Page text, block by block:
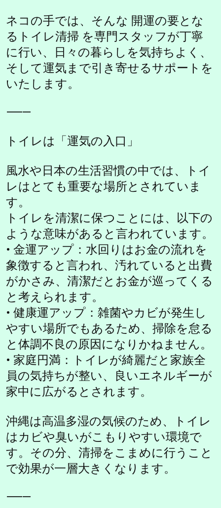
ネコの手では、そんな 開運の要とな
るトイレ清掃 を専門スタッフが丁寧
に行い、日々の暮らしを気持ちよく、
そして運気まで引き寄せるサポートを
いたします。
⸻
トイレは「運気の入口」
風水や日本の生活習慣の中では、トイ
レはとても重要な場所とされていま
す。
トイレを清潔に保つことには、以下の
ような意味があると言われています。
• 金運アップ：水回りはお金の流れを
象徴すると言われ、汚れていると出費
がかさみ、清潔だとお金が巡ってくる
と考えられます。
• 健康運アップ：雑菌やカビが発生し
やすい場所でもあるため、掃除を怠る
と体調不良の原因になりかねません。
• 家庭円満：トイレが綺麗だと家族全
員の気持ちが整い、良いエネルギーが
家中に広がるとされます。
沖縄は高温多湿の気候のため、トイレ
はカビや臭いがこもりやすい環境で
す。その分、清掃をこまめに行うこと
で効果が一層大きくなります。
⸻